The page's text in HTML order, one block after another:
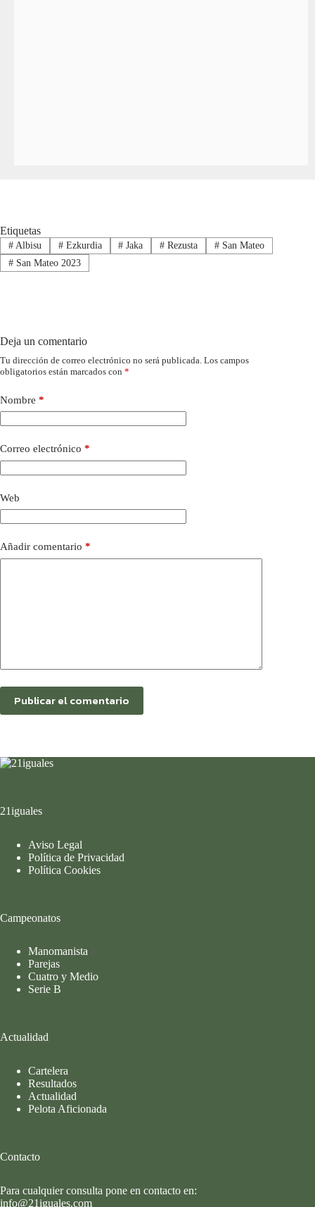
Etiquetas
#Albisu #Ezkurdia # Jaka # Rezusta # San Mateo
#San Mateo 2023
Deja un comentario
Tu dirección de correo electrónico no será publicada. Los campos
obligatorios están marcados con *
Nombre *
Correo electrónico *
Web
Añadir comentario *
Publicar el comentario
21iguales
Aviso Legal
Política de Privacidad
Política Cookies
Campeonatos
Manomanista
Parejas
Cuatro y Medio
Serie B
Actualidad
Cartelera
Resultados
Actualidad
Pelota Aficionada
Contacto
Para cualquier consulta pone en contacto en:
info@21iguales.com